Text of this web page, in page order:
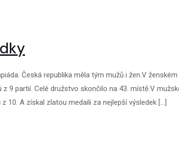
Česká republika měla tým mužů i žen.V
9 partií. Celé družstvo skončilo na 43. místě.V
10. A získal zlatou medaili za nejlepší výsledek […]